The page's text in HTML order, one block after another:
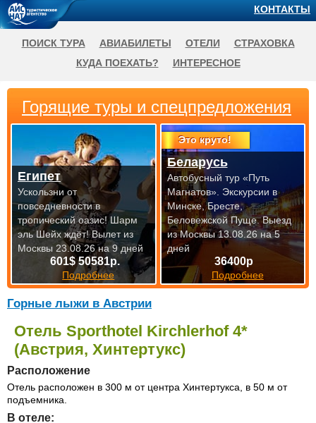
Горные лыжи в Австрии
Отель Sporthotel Kirchlerhof 4*
(Австрия, Хинтертукс)
Расположение
Отель расположен в 300 м от центра Хинтертукса, в 50 м от
подъемника.
В отеле:
Горящие туры и спецпредложения
601$ 50581р.
Подробнее
Египет
Ускользни от
повседневности в
тропический оазис! Шарм
эль Шейх ждёт!Вылет из
Москвы 23.08.26 на 9 дней
Это круто!
36400р
Подробнее
Беларусь
Автобусный тур «Путь
Магнатов». Экскурсии в
Минске, Бресте,
Беловежской Пуще.Выезд
из Москвы 13.08.26 на 5
дней
КОНТАКТЫ
ПОИСК ТУРА АВИАБИЛЕТЫ ОТЕЛИ
СТРАХОВКА
КУДА ПОЕХАТЬ?
ИНТЕРЕСНОЕ